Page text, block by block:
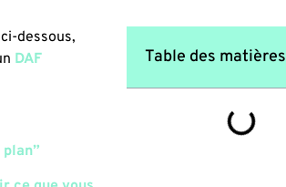
dessous,
DAF
Table des matières